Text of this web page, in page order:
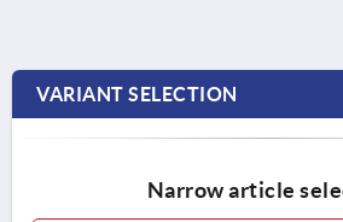
VARIANT SELECTION
Narrow article